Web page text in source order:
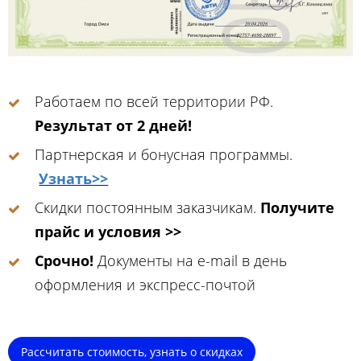
Работаем по всей территории РФ.
Результат от 2 дней!
Партнерская и бонусная программы.
Узнать>>
Скидки постоянным заказчикам. Получите
прайс и условия >>
Срочно! Документы на e-mail в день
оформления и экспресс-почтой
Рассчитать стоимость, узнать о скидках